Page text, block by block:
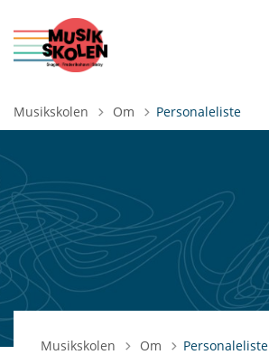
Musikskolen Tilbage til
Om Personaleliste
Musikskolen Tilbage til
Om Personaleliste